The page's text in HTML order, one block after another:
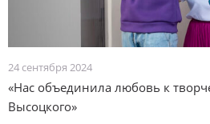
24 сентября 2024
«Нас объединила любовь к
Высоцкого»